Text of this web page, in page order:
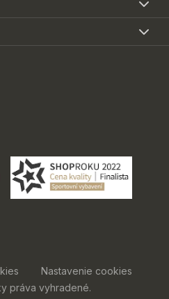
Nastavenie cookies
práva vyhradené.